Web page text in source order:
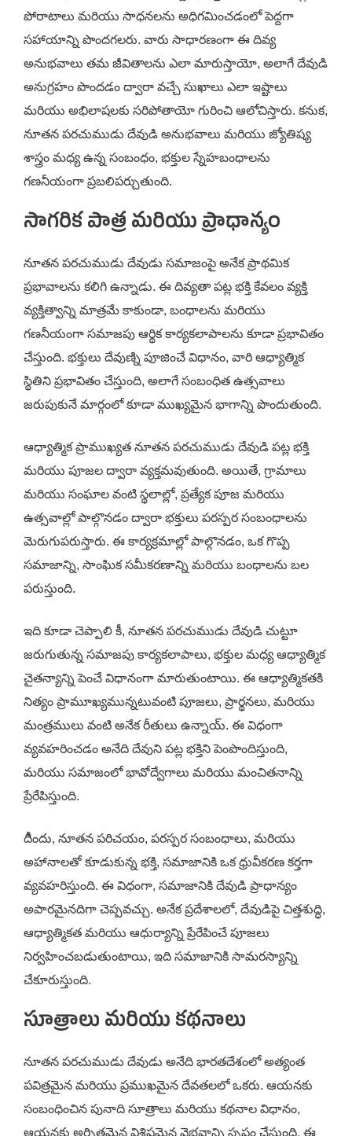
పోరాటాలు మరియు సాధనలను అధిగమించడంలో పెద్దగా
సహాయాన్ని పొందగలరు. వారు సాధారణంగా ఈ దివ్య
అనుభవాలు తమ జీవితాలను ఎలా మారుస్తాయో, అలాగే దేవుడి
అనుగ్రహం పొందడం ద్వారా వచ్చే సుఖాలు ఎలా ఇష్టాలు
మరియు అభిలాషలకు సరిపోతాయో గురించి ఆలోచిస్తారు. కనుక,
నూతన పరచుముడు దేవుడి అనుభవాలు మరియు జ్యోతిష్య
శాస్త్రం మధ్య ఉన్న సంబంధం, భక్తుల స్నేహబంధాలను
గణనీయంగా ప్రబలిపర్చుతుంది.
సాగరిక పాత్ర మరియు ప్రాధాన్యం
నూతన పరచుముడు దేవుడు సమాజంపై అనేక ప్రాథమిక
ప్రభావాలను కలిగి ఉన్నాడు. ఈ దివ్యతా పట్ల భక్తి కేవలం వ్యక్తి
వ్యక్తిత్వాన్ని మాత్రమే కాకుండా, బంధాలను మరియు
గణనీయంగా సమాజపు ఆర్థిక కార్యకలాపాలను కూడా ప్రభావితం
చేస్తుంది. భక్తులు దేవుణ్ని పూజించే విధానం, వారి ఆధ్యాత్మిక
స్థితిని ప్రభావితం చేస్తుంది, అలాగే సంబంధిత ఉత్సవాలు
జరుపుకునే మార్గంలో కూడా ముఖ్యమైన భాగాన్ని పొందుతుంది.
ఆధ్యాత్మిక ప్రాముఖ్యత నూతన పరచుముడు దేవుడి పట్ల భక్తి
మరియు పూజల ద్వారా వ్యక్తమవుతుంది. అయితే, గ్రామాలు
మరియు సంఘాల వంటి స్థలాల్లో, ప్రత్యేక పూజ మరియు
ఉత్సవాల్లో పాల్గొనడం ద్వారా భక్తులు పరస్పర సంబంధాలను
మెరుగుపరుస్తారు. ఈ కార్యక్రమాల్లో పాల్గొనడం, ఒక గొప్ప
సమాజాన్ని, సాంఘిక సమీకరణాన్ని మరియు బంధాలను బల
పరుస్తుంది.
ఇది కూడా చెప్పాలి కీ, నూతన పరచుముడు దేవుడి చుట్టూ
జరుగుతున్న సమాజపు కార్యకలాపాలు, భక్తుల మధ్య ఆధ్యాత్మిక
చైతన్యాన్ని పెంచే విధానంగా మారుతుంటాయి. ఈ ఆధ్యాత్మికతకి
నిత్యం ప్రామూఖ్యమున్నటువంటి పూజలు, ప్రార్థనలు, మరియు
మంత్రములు వంటి అనేక రీతులు ఉన్నాయ్. ఈ విధంగా
వ్యవహరించడం అనేది దేవుని పట్ల భక్తిని పెంపొందిస్తుంది,
మరియు సమాజంలో భావోద్వేగాలు మరియు మంచితనాన్ని
ప్రేరేపిస్తుంది.
దీిందు, నూతన పరిచయం, పరస్పర సంబంధాలు, మరియు
అహానాలతో కూడుకున్న భక్తి, సమాజానికి ఒక ధ్రువీకరణ కర్తగా
వ్యవహరిస్తుంది. ఈ విధంగా, సమాజానికి దేవుడి ప్రాధాన్యం
అపారమైనదిగా చెప్పవచ్చు. అనేక ప్రదేశాలలో, దేవుడిపై చిత్తశుద్ధి,
ఆధ్యాత్మికత మరియు ఆధుర్యాన్ని ప్రేరేపించే పూజలు
నిర్వహించబడుతుంటాయి, ఇది సమాజానికి సామరస్యాన్ని
చేకూరుస్తుంది.
సూత్రాలు మరియు కథనాలు
నూతన పరచుముడు దేవుడు అనేది భారతదేశంలో అత్యంత
పవిత్రమైన మరియు ప్రముఖమైన దేవతలలో ఒకరు. ఆయనకు
సంబంధించిన పునాది సూత్రాలు మరియు కథనాల విధానం,
ఆయనకు అర్పితమైన విశిష్టమైన వైభవాన్ని స్పష్టం చేస్తుంది. ఈ